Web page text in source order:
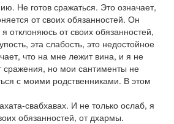
Не готов сражаться. Это означает,
от своих обязанностей. Он
отклоняюсь от своих обязанностей,
эта слабость, это недостойное
что на мне лежит вина, и я не
сражения, но мои сантименты не
с моими родственниками. В этом
свабхавах. И не только ослаб, я
обязанностей, от дхармы.